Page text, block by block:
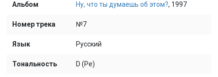
Альбом Ну, что ты думаешь об этом?, 1997
Номер трека №7
Язык Русский
Тональность D (Ре)